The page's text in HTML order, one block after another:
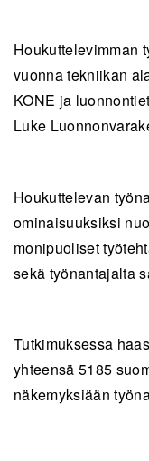
Houkuttelevimman
vuonna tekniikan
KONE ja
Luke
Houkuttelevan
ominaisuuksiksi
monipuoliset
sekä työnantajalta
Tutkimuksessa
yhteensä 5185
näkemyksiään